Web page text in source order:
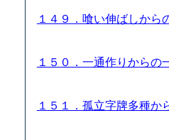
１４９．喰い伸ばしか
１５０．一通作りから
１５１．孤立字牌多種